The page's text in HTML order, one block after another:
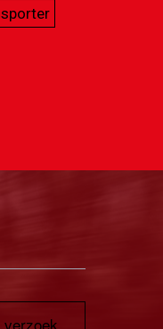
verzoek